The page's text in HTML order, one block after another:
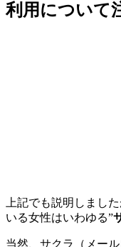
利用について
上記でも説明しまし
いる女性はいわゆる”
当然、サクラ（メー